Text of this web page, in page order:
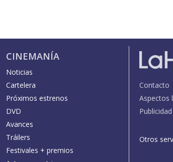
CINEMANÍA
Noticias
Cartelera
Próximos estrenos
DVD
Avances
Tráilers
Festivales + premios
Contacto
Aspectos
Otros